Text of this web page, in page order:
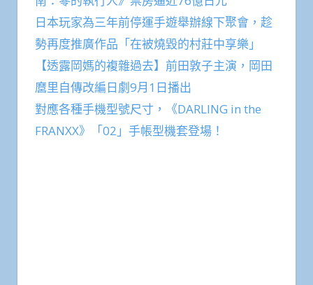
日本玩家為三年前停運手遊舉辦線下聚會，趁
勢再度推廣作品「在被燒毀的村莊中享樂」
【透露岡媽的複雜過去】前田敦子主演，岡田
麿里自傳改編日劇9月1日播出
對應各種手機型號尺寸，《DARLING in the
FRANXX》「02」手帳型機套登場！